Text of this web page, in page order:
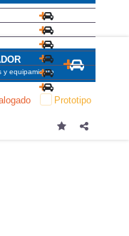
y equipamiento
Prototipo